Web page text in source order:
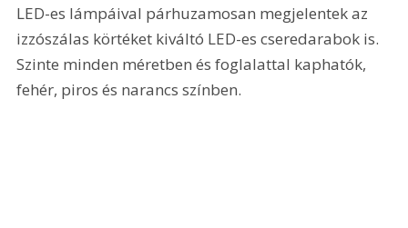
LED-es lámpáival párhuzamosan megjelentek az
izzószálas körtéket kiváltó LED-es cseredarabok is.
Szinte minden méretben és foglalattal kaphatók,
fehér, piros és narancs színben.